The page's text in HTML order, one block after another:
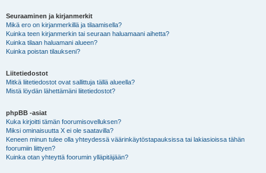
Seuraaminen ja kirjanmerkit
Mikä ero on kirjanmerkillä ja tilaamisella?
Kuinka teen kirjanmerkin tai seuraan haluamaani aihetta?
Kuinka tilaan haluamani alueen?
Kuinka poistan tilaukseni?
Liitetiedostot
Mitkä liitetiedostot ovat sallittuja tällä alueella?
Mistä löydän lähettämäni liitetiedostot?
phpBB -asiat
Kuka kirjoitti tämän foorumisovelluksen?
Miksi ominaisuutta X ei ole saatavilla?
Keneen minun tulee olla yhteydessä väärinkäytöstapauksissa tai lakiasioissa tähän
foorumiin liittyen?
Kuinka otan yhteyttä foorumin ylläpitäjään?